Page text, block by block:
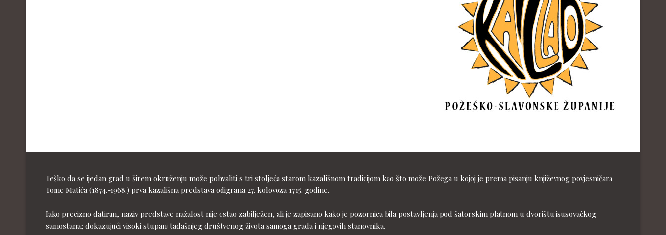
Teško da se ijedan grad u širem okruženju može pohvaliti s tri stoljeća starom kazališnom tradicijom kao što može Požega u kojoj je prema pisanju književnog povjesničara
Tome Matića (1874.-1968.) prva kazališna predstava odigrana 27. kolovoza 1715. godine.
Iako precizno datiran, naziv predstave nažalost nije ostao zabilježen, ali je zapisano kako je pozornica bila postavljenja pod šatorskim platnom u dvorištu isusovačkog
samostana; dokazujući visoki stupanj tadašnjeg društvenog života samoga grada i njegovih stanovnika.